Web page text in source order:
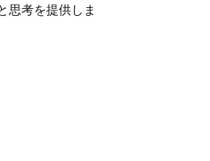
思考を提供しま